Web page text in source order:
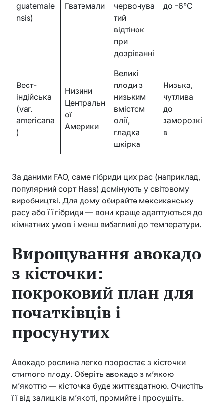
guatemale
nsis)
Гватемали
червонува
тий
відтінок
при
дозріванні
до -6°C
Вест-
індійська
(var.
americana
)
Низини
Центральн
ої
Америки
Великі
плоди з
низьким
вмістом
олії,
гладка
шкірка
Низька,
чутлива
до
заморозкі
в
За даними FAO, саме гібриди цих рас (наприклад,
популярний сорт Hass) домінують у світовому
виробництві. Для дому обирайте мексиканську
расу або її гібриди — вони краще адаптуються до
кімнатних умов і менш вибагливі до температури.
Вирощування авокадо
з кісточки:
покроковий план для
початківців і
просунутих
Авокадо рослина легко проростає з кісточки
стиглого плоду. Оберіть авокадо з м’якою
м’якоттю — кісточка буде життєздатною. Очистіть
її від залишків м’якоті, промийте і просушіть.